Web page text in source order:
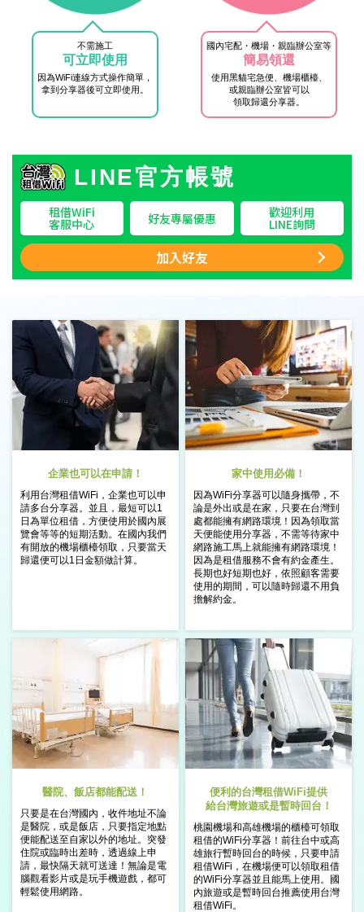
不需施工
可立即使用
因為WiFi連線方式操作簡單，
拿到分享器後可立即使用。
國內宅配・機場・親臨辦公室等
簡易領還
使用黑貓宅急便、機場櫃檯、
或親臨辦公室皆可以
領取歸還分享器。
LINE官方帳號
租借WiFi
客服中心 好友專屬優惠 歡迎利用
LINE詢問
加入好友
企業也可以在申請！
利用台灣租借WiFi，企業也可以申
請多台分享器。 並且，最短可以1
日為單位租借，方便使用於國內展
覽會等等的短期活動。 在國內我們
有開放的機場櫃檯領取， 只要當天
歸還便可以1日金額做計算。
家中使用必備！
因為WiFi分享器可以隨身攜帶，不
論是外出或是在家，只要在台灣到
處都能擁有網路環境！ 因為領取當
天便能使用分享器，不需等待家中
網路施工馬上就能擁有網路環境！
因為是租借服務不會有約金產生。
長期也好短期也好，依照顧客需要
使用的期間，可以隨時歸還不用負
擔解約金。
醫院、飯店都能配送！
只要是在台灣國內，收件地址不論
是醫院，或是飯店，只要指定地點
便能配送至自家以外的地址。 突發
住院或臨時出差時，透過線上申
請，最快隔天就可送達！ 無論是電
腦觀看影片或是玩手機遊戲， 都可
輕鬆使用網路。
便利的台灣租借WiFi提供
給台灣旅遊或是暫時回台！
桃園機場和高雄機場的櫃檯可領取
租借的WiFi分享器！前往台中或高
雄旅行暫時回台的時候，只要申請
租借WiFi，在機場便可以領取租借
的WiFi分享器並且能馬上使用。國
內旅遊或是暫時回台推薦使用台灣
租借WiFi。